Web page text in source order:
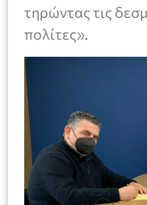
τηρώντας τις
πολίτες».